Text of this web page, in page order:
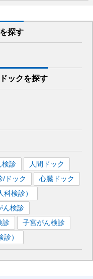
探す
ックを探す
検診
人間ドック
/ドック
心臓ドック
検診）
ん検診
診
子宮がん検診
）